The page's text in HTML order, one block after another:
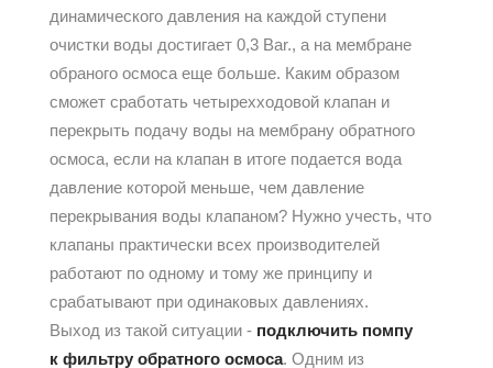
динамического давления на каждой ступени
очистки воды достигает 0,3 Bar., а на мембране
обраного осмоса еще больше. Каким образом
сможет сработать четырехходовой клапан и
перекрыть подачу воды на мембрану обратного
осмоса, если на клапан в итоге подается вода
давление которой меньше, чем давление
перекрывания воды клапаном? Нужно учесть, что
клапаны практически всех производителей
работают по одному и тому же принципу и
срабатывают при одинаковых давлениях.
Выход из такой ситуации - подключить помпу
к фильтру обратного осмоса. Одним из